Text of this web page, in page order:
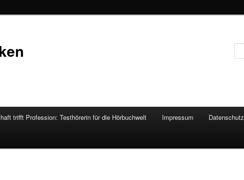
trifft Profession: Testhörerin für die Hörbuchwelt Impressum Datenschutz